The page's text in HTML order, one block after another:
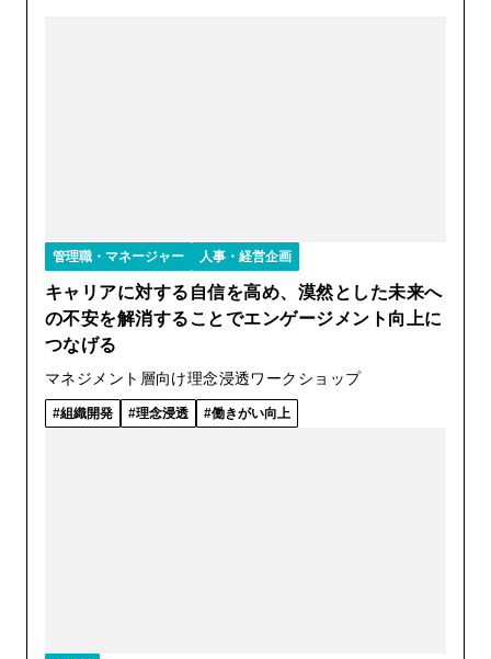
管理職・マネージャー 人事・経営企画
キャリアに対する自信を高め、漠然とした未来へ
の不安を解消することでエンゲージメント向上に
つなげる
マネジメント層向け理念浸透ワークショップ
組織開発 理念浸透 働きがい向上